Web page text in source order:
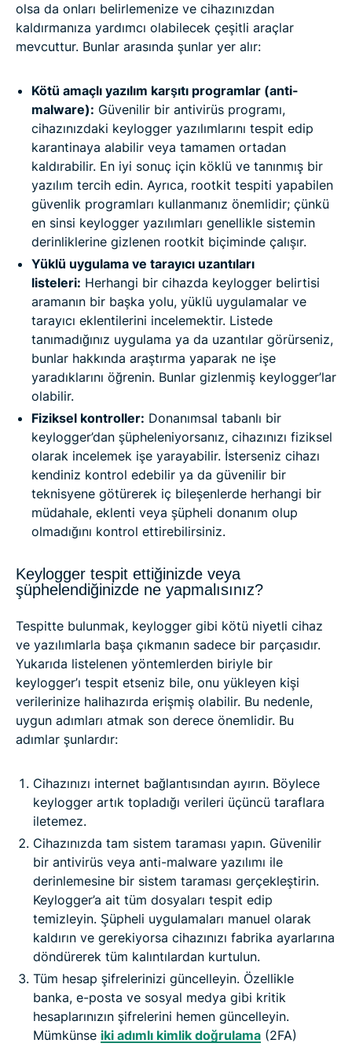
olsa da onları belirlemenize ve cihazınızdan
kaldırmanıza yardımcı olabilecek çeşitli araçlar
mevcuttur. Bunlar arasında şunlar yer alır:
Kötü amaçlı yazılım karşıtı programlar (anti-
malware): Güvenilir bir antivirüs programı,
cihazınızdaki keylogger yazılımlarını tespit edip
karantinaya alabilir veya tamamen ortadan
kaldırabilir. En iyi sonuç için köklü ve tanınmış bir
yazılım tercih edin. Ayrıca, rootkit tespiti yapabilen
güvenlik programları kullanmanız önemlidir; çünkü
en sinsi keylogger yazılımları genellikle sistemin
derinliklerine gizlenen rootkit biçiminde çalışır.
Yüklü uygulama ve tarayıcı uzantıları
listeleri: Herhangi bir cihazda keylogger belirtisi
aramanın bir başka yolu, yüklü uygulamalar ve
tarayıcı eklentilerini incelemektir. Listede
tanımadığınız uygulama ya da uzantılar görürseniz,
bunlar hakkında araştırma yaparak ne işe
yaradıklarını öğrenin. Bunlar gizlenmiş keylogger’lar
olabilir.
Fiziksel kontroller: Donanımsal tabanlı bir
keylogger’dan şüpheleniyorsanız, cihazınızı fiziksel
olarak incelemek işe yarayabilir. İsterseniz cihazı
kendiniz kontrol edebilir ya da güvenilir bir
teknisyene götürerek iç bileşenlerde herhangi bir
müdahale, eklenti veya şüpheli donanım olup
olmadığını kontrol ettirebilirsiniz.
Keylogger tespit ettiğinizde veya
şüphelendiğinizde ne yapmalısınız?
Tespitte bulunmak, keylogger gibi kötü niyetli cihaz
ve yazılımlarla başa çıkmanın sadece bir parçasıdır.
Yukarıda listelenen yöntemlerden biriyle bir
keylogger’ı tespit etseniz bile, onu yükleyen kişi
verilerinize halihazırda erişmiş olabilir. Bu nedenle,
uygun adımları atmak son derece önemlidir. Bu
adımlar şunlardır:
Cihazınızı internet bağlantısından ayırın. Böylece
keylogger artık topladığı verileri üçüncü taraflara
iletemez.
Cihazınızda tam sistem taraması yapın. Güvenilir
bir antivirüs veya anti-malware yazılımı ile
derinlemesine bir sistem taraması gerçekleştirin.
Keylogger’a ait tüm dosyaları tespit edip
temizleyin. Şüpheli uygulamaları manuel olarak
kaldırın ve gerekiyorsa cihazınızı fabrika ayarlarına
döndürerek tüm kalıntılardan kurtulun.
Tüm hesap şifrelerinizi güncelleyin. Özellikle
banka, e-posta ve sosyal medya gibi kritik
hesaplarınızın şifrelerini hemen güncelleyin.
Mümkünse iki adımlı kimlik doğrulama (2FA)